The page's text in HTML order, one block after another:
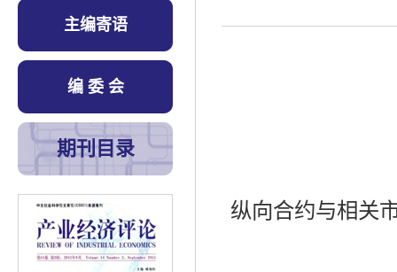
主编寄语
编 委 会
期刊目录
纵向合约与相关